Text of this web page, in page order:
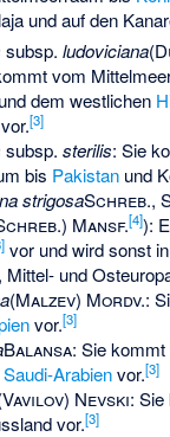
und auf den
subsp.ludoviciana
vom
dem westlichen
[3]
subsp.sterilis: Sie
bis Pakistan und
strigosaSchreb.,
Mansf.[4]):
]vor und wird sonst
und
(Malzev) Mordv.:
vor.[3]
Balansa: Sie
Saudi-Arabienvor.[3]
Nevski:
vor.[3]